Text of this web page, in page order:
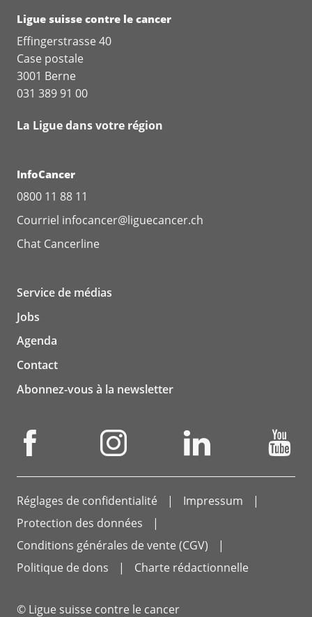
Ligue suisse contre le cancer
Effingerstrasse 40
Case postale
3001 Berne
031 389 91 00
La Ligue dans votre région
InfoCancer
0800 11 88 11
Courriel infocancer@liguecancer.ch
Chat Cancerline
Service de médias
Jobs
Agenda
Contact
Abonnez-vous à la newsletter
Réglages de confidentialité
Impressum
Protection des données
Conditions générales de vente (CGV)
Politique de dons
Charte rédactionnelle
© Ligue suisse contre le cancer